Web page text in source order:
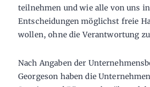
teilnehmen und wie alle von uns
Entscheidungen möglichst freie
wollen, ohne die Verantwortung
Nach Angaben der
Georgeson haben die